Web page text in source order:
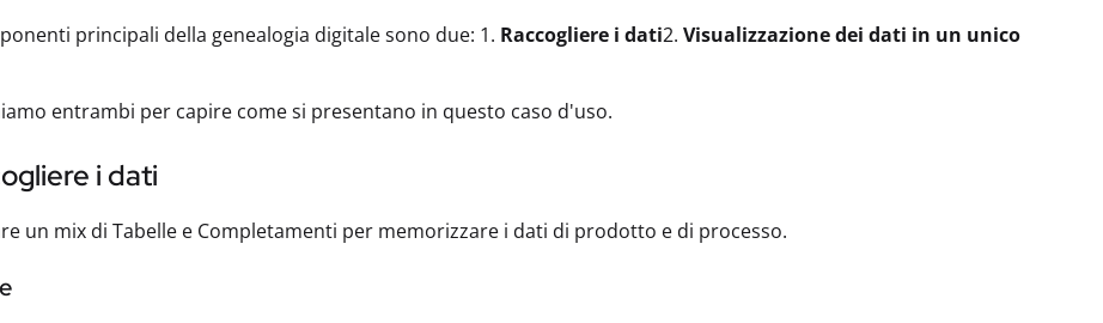
principali della genealogia digitale sono due: 1. Raccogliere i dati2. Visualizzazione dei dati in un unico
entrambi per capire come si presentano in questo caso d'uso.
i dati
un mix di Tabelle e Completamenti per memorizzare i dati di prodotto e di processo.